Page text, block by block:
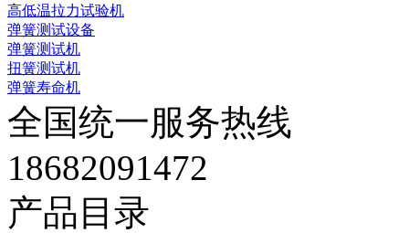
高低温拉力试验机
弹簧测试设备
弹簧测试机
扭簧测试机
弹簧寿命机
全国统一服务热线
18682091472
产品目录